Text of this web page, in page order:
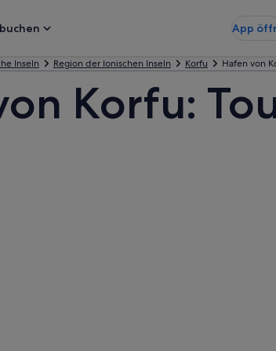
App
Inseln Region der Ionischen Inseln Korfu Hafen von
Korfu: